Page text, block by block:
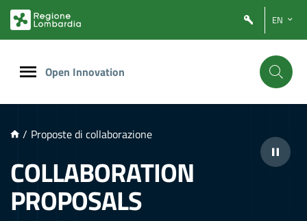
PRINCIPALE
EN
Open Innovation
/ Proposte di collaborazione
COLLABORATION
PROPOSALS